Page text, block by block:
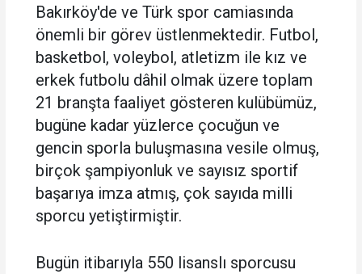
Bakırköy'de ve Türk spor camiasında
önemli bir görev üstlenmektedir. Futbol,
basketbol, voleybol, atletizm ile kız ve
erkek futbolu dâhil olmak üzere toplam
21 branşta faaliyet gösteren kulübümüz,
bugüne kadar yüzlerce çocuğun ve
gencin sporla buluşmasına vesile olmuş,
birçok şampiyonluk ve sayısız sportif
başarıya imza atmış, çok sayıda milli
sporcu yetiştirmiştir.
Bugün itibarıyla 550 lisanslı sporcusu